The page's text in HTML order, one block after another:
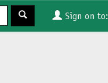
Sign on to: